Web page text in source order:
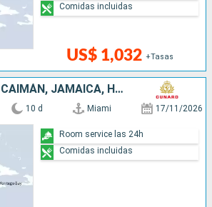
US$ 1,032 +Tasas
Comidas incluidas
MÉXICO, ISLAS CAIMÁN, JAMAICA, HONDURAS, ESTADOS UNIDOS
10 d Miami 17/11/2026
Room service las 24h
Comidas incluidas